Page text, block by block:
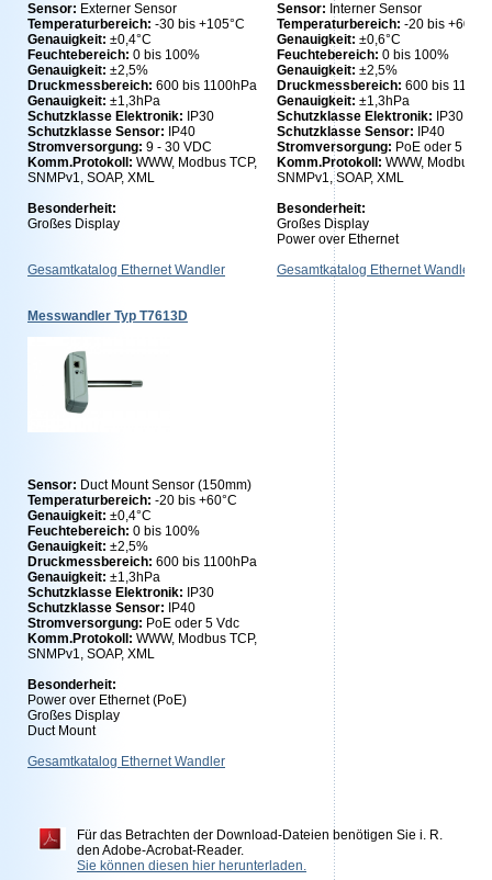
Sensor: Externer Sensor
Temperaturbereich: -30 bis +105°C
Genauigkeit: ±0,4°C
Feuchtebereich: 0 bis 100%
Genauigkeit: ±2,5%
Druckmessbereich: 600 bis 1100hPa
Genauigkeit: ±1,3hPa
Schutzklasse Elektronik:
IP30
Schutzklasse Sensor:
IP40
Stromversorgung: 9 - 30 VDC
Komm.Protokoll: WWW, Modbus TCP,
SNMPv1, SOAP, XML
Besonderheit:
Großes Display
Sensor: Interner Sensor
Temperaturbereich: -20 bis +60°C
Genauigkeit: ±0,6°C
Feuchtebereich: 0 bis 100%
Genauigkeit: ±2,5%
Druckmessbereich: 600 bis
Genauigkeit: ±1,3hPa
Schutzklasse Elektronik:
IP30
Schutzklasse Sensor:
IP40
Stromversorgung: PoE oder 5
Komm.Protokoll: WWW, Modbus
SNMPv1, SOAP, XML
Besonderheit:
Großes Display
Power over Ethernet
Gesamtkatalog Ethernet Wandler
Gesamtkatalog Ethernet Wandler
Messwandler Typ T7613D
Sensor: Duct Mount Sensor (150mm)
Temperaturbereich: -20 bis +60°C
Genauigkeit: ±0,4°C
Feuchtebereich: 0 bis 100%
Genauigkeit: ±2,5%
Druckmessbereich: 600 bis 1100hPa
Genauigkeit: ±1,3hPa
Schutzklasse Elektronik:
IP30
Schutzklasse Sensor:
IP40
Stromversorgung: PoE oder 5 Vdc
Komm.Protokoll: WWW, Modbus TCP,
SNMPv1, SOAP, XML
Besonderheit:
Power over Ethernet (PoE)
Großes Display
Duct Mount
Gesamtkatalog EthernetWandler
Für das Betrachten der Download-Dateien benötigen Sie i. R.
den Adobe-Acrobat-Reader.
Sie können diesen hier herunterladen.